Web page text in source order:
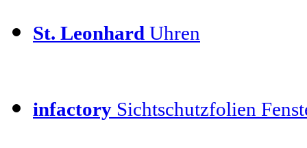
St. Leonhard Uhren
infactory Sichtschutzfolien